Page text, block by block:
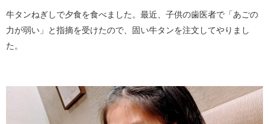
牛タンねぎしで夕食を食べました。最近、子供の歯医者で「あごの
力が弱い」と指摘を受けたので、固い牛タンを注文してやりまし
た。